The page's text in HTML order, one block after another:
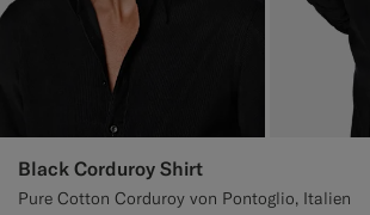
Black Corduroy Shirt
Pure Cotton Corduroy von Pontoglio, Italien